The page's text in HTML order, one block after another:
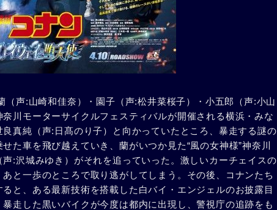
（声:山崎和佳奈）・園子（声:松井菜桜子）・小五郎（声:小山
川モーターサイクルフェスティバルが開催される横浜・みな
真純（声:日髙のり子）と向かっていたところ、暴走する謎の
た車を飛び越えていき、蘭がいつか見た“風の女神様”神奈川
:沢城みゆき）がそれを追っていった。激しいカーチェイスの
と一歩のところで取り逃がしてしまう。その後、コナンたち
と、ある最新技術を搭載した白バイ・エンジェルのお披露目
走した黒いバイクが今度は都内に出現し、警視庁の追跡をも